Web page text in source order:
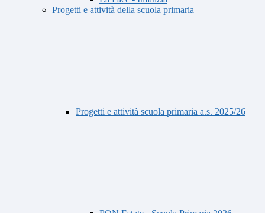
Progetti e attività della scuola primaria
Progetti e attività scuola primaria a.s. 2025/26